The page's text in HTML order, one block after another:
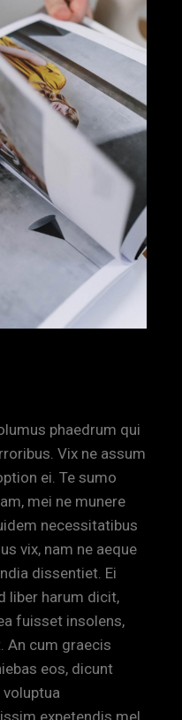
phaedrum qui
Vix ne assum
ei. Te sumo
mei ne munere
necessitatibus
vix, nam ne aeque
dissentiet. Ei
liber harum dicit,
fuisset insolens,
An cum graecis
eos, dicunt